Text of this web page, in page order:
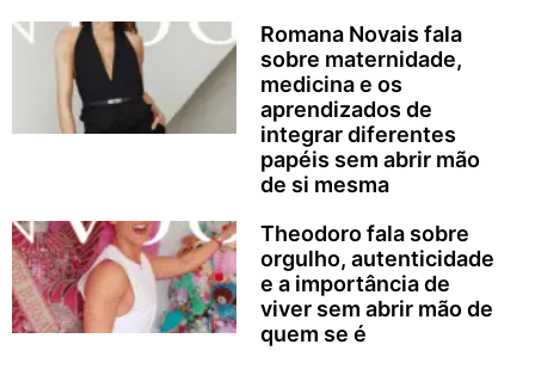
Romana Novais fala
sobre maternidade,
medicina e os
aprendizados de
integrar diferentes
papéis sem abrir mão
de si mesma
Theodoro fala sobre
orgulho, autenticidade
e a importância de
viver sem abrir mão de
quem se é